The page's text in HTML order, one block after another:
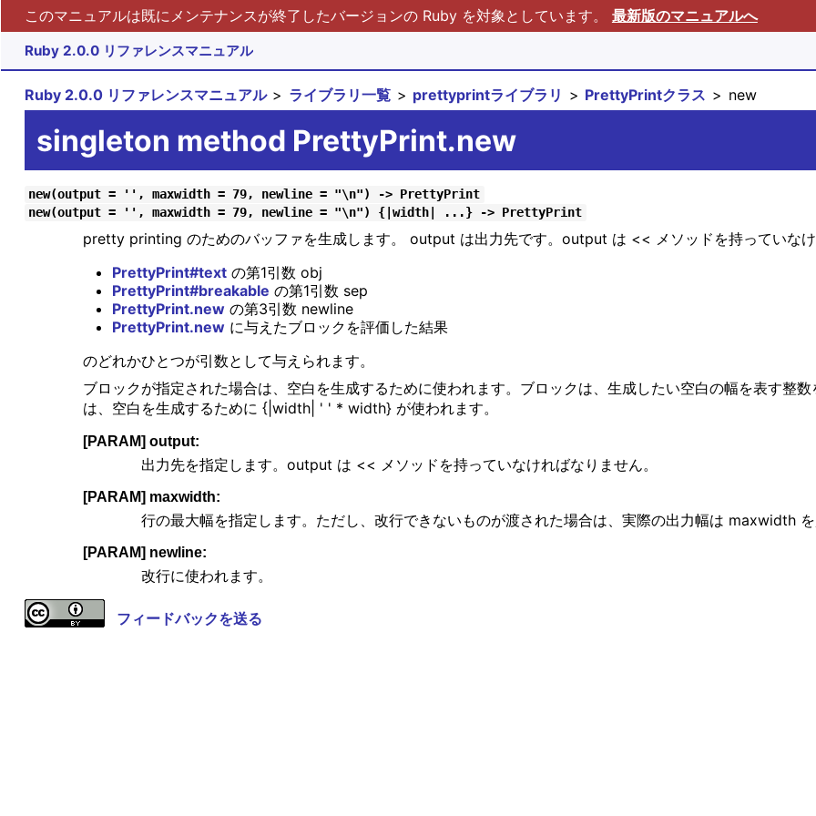
このマニュアルは既にメンテナンスが終了したバージョンの Ruby を対象としています。 最新版のマニュアルへ
Ruby 2.0.0 リファレンスマニュアル
Ruby 2.0.0 リファレンスマニュアル ライブラリ一覧 prettyprintライブラリ PrettyPrintクラス new
singleton method PrettyPrint.new
new(output = '', maxwidth = 79, newline = "\n") -> PrettyPrint
new(output = '', maxwidth = 79, newline = "\n") {|width| ...} -> PrettyPrint
pretty printing のためのバッファを生成します。 output は出力先です。output は << メソッドを持っていな
PrettyPrint#textの第1引数 obj
PrettyPrint#breakable の第1引数 sep
PrettyPrint.newの第3引数 newline
PrettyPrint.newに与えたブロックを評価した結果
のどれかひとつが引数として与えられます。
ブロックが指定された場合は、空白を生成するために使われます。ブロックは、生成したい空白の幅を表す整
は、空白を生成するために {|width| ' ' * width} が使われます。
[PARAM] output:
出力先を指定します。output は << メソッドを持っていなければなりません。
[PARAM] maxwidth:
行の最大幅を指定します。ただし、改行できないものが渡された場合は、実際の出力幅は maxwidth を
[PARAM] newline:
改行に使われます。
フィードバックを送る